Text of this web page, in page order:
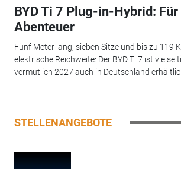
BYD Ti 7 Plug-in-Hybrid: Für
Abenteuer
Fünf Meter lang, sieben Sitze und bis zu 119
elektrische Reichweite: Der BYD Ti 7 ist
vermutlich 2027 auch in Deutschland
STELLENANGEBOTE